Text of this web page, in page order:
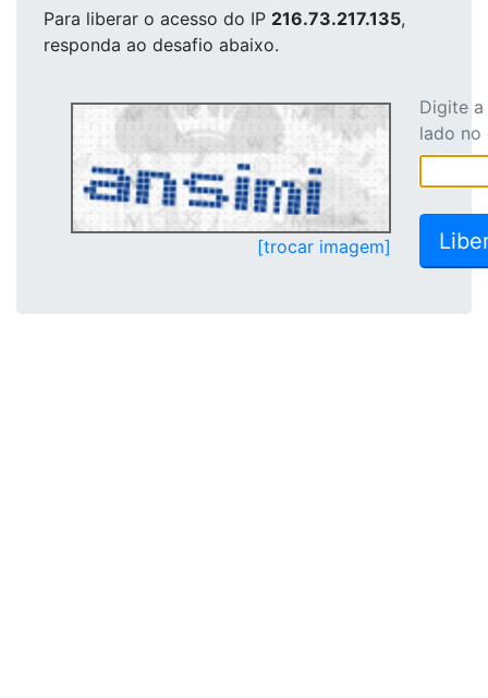
Para liberar o acesso do IP 216.73.217.135,
responda ao desafio abaixo.
[trocar imagem]
Digite
lado no